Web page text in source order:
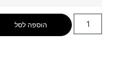
הוספה לסל